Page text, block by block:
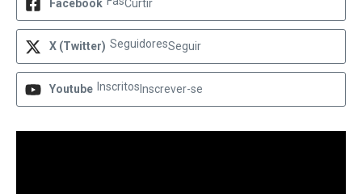
Facebook Curtir
X (Twitter) SeguidoresSeguir
Youtube Inscritos Inscrever-se